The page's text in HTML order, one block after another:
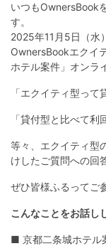
デ
ィ
ン
グ
で
不
動
産
投
資
いつもOwnersBook
す。
2025年11月5日（水
OwnersBookエクイ
ホテル案件」オンラ
「エクイティ型って
「貸付型と比べて利
等々、エクイティ型
けしたご質問への回
ぜひ皆様ふるってご
こんなことをお話し
■ 京都二条城ホテル